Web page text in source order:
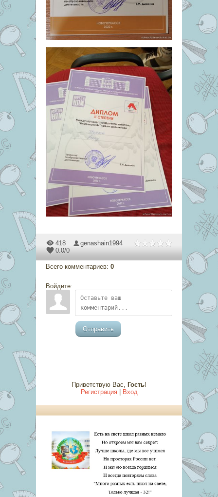
418
genashain1994
0.0/0
Всего комментариев: 0
Войдите:
Отправить
Приветствую Вас, Гость!
Регистрация| Вход